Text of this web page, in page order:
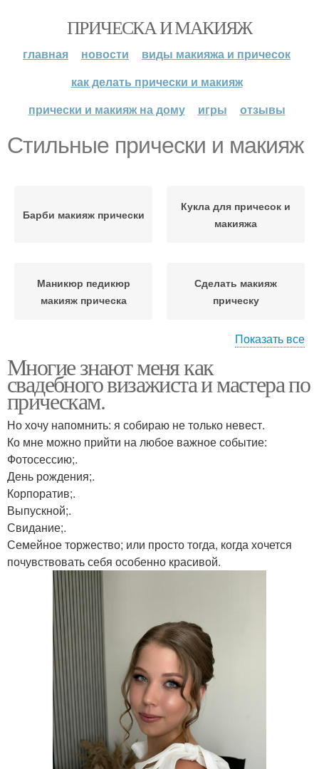
ПРИЧЕСКА И МАКИЯЖ
главная новости
виды макияжа и причесок
как делать прически и макияж
прически и макияж на дому
игры отзывы
Стильные прически и макияж
Барби макияж прически
Кукла для причесок и
макияжа
Маникюр педикюр
макияж прическа
Сделать макияж
прическу
прическа
прическа
Подбор причесок и
макияжа онлайн
Вечерние прически и
Прическа и макияж
бесплатно
Макияж и прическа в
салоне
Игры макияж и
прически
Макияж и прическа на
выпускной
Стилист по прическам и
макияжу
Показать все
Многие знают меня как
свадебного визажиста и мастера по
прическам.
Но хочу напомнить: я собираю не только невест.
Ко мне можно прийти на любое важное событие:
Фотосессию;.
День рождения;.
Корпоратив;.
Выпускной;.
Свидание;.
Семейное торжество; или просто тогда, когда хочется
почувствовать себя особенно красивой.